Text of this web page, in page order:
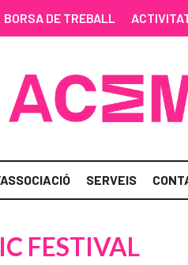
BORSA DE TREBALL
SERVEIS
FESTIVAL